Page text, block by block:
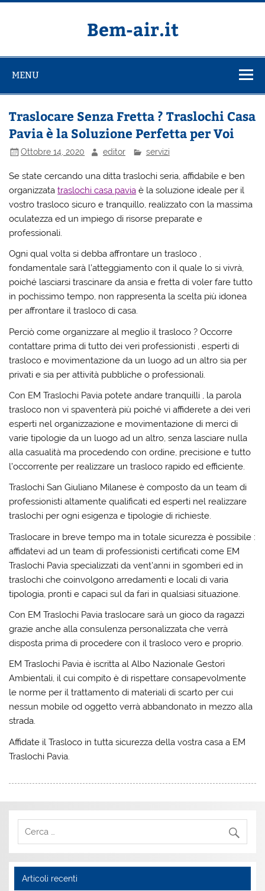
Salta
Bem-air.it
MENU
Traslocare Senza Fretta ? Traslochi Casa
Pavia è la Soluzione Perfetta per Voi
Ottobre 14, 2020 editor servizi
Se state cercando una ditta traslochi seria, affidabile e ben
organizzatatraslochi casa pavia è la soluzione ideale per il
vostro trasloco sicuro e tranquillo, realizzato con la massima
oculatezza ed un impiego di risorse preparate e
professionali.
Ogni qual volta si debba affrontare un trasloco ,
fondamentale sarà l’atteggiamento con il quale lo si vivrà,
poiché lasciarsi trascinare da ansia e fretta di voler fare tutto
in pochissimo tempo, non rappresenta la scelta più idonea
per affrontare il trasloco di casa.
Perciò come organizzare al meglio il trasloco ? Occorre
contattare prima di tutto dei veri professionisti , esperti di
trasloco e movimentazione da un luogo ad un altro sia per
privati e sia per attività pubbliche o professionali.
Con EM Traslochi Pavia potete andare tranquilli , la parola
trasloco non vi spaventerà più poiché vi affiderete a dei veri
esperti nel organizzazione e movimentazione di merci di
varie tipologie da un luogo ad un altro, senza lasciare nulla
alla casualità ma procedendo con ordine, precisione e tutto
l’occorrente per realizzare un trasloco rapido ed efficiente.
Traslochi San Giuliano Milanese è composto da un team di
professionisti altamente qualificati ed esperti nel realizzare
traslochi per ogni esigenza e tipologie di richieste.
Traslocare in breve tempo ma in totale sicurezza è possibile :
affidatevi ad un team di professionisti certificati come EM
Traslochi Pavia specializzati da vent’anni in sgomberi ed in
traslochi che coinvolgono arredamenti e locali di varia
tipologia, pronti e capaci sul da fari in qualsiasi situazione.
Con EM Traslochi Pavia traslocare sarà un gioco da ragazzi
grazie anche alla consulenza personalizzata che verrà
disposta prima di procedere con il trasloco vero e proprio.
EM Traslochi Pavia è iscritta al Albo Nazionale Gestori
Ambientali, il cui compito è di rispettare consapevolmente
le norme per il trattamento di materiali di scarto per cui
nessun mobile od oggetto verrà abbandonato in mezzo alla
strada.
Affidate il Trasloco in tutta sicurezza della vostra casa a EM
Traslochi Pavia.
Articoli recenti